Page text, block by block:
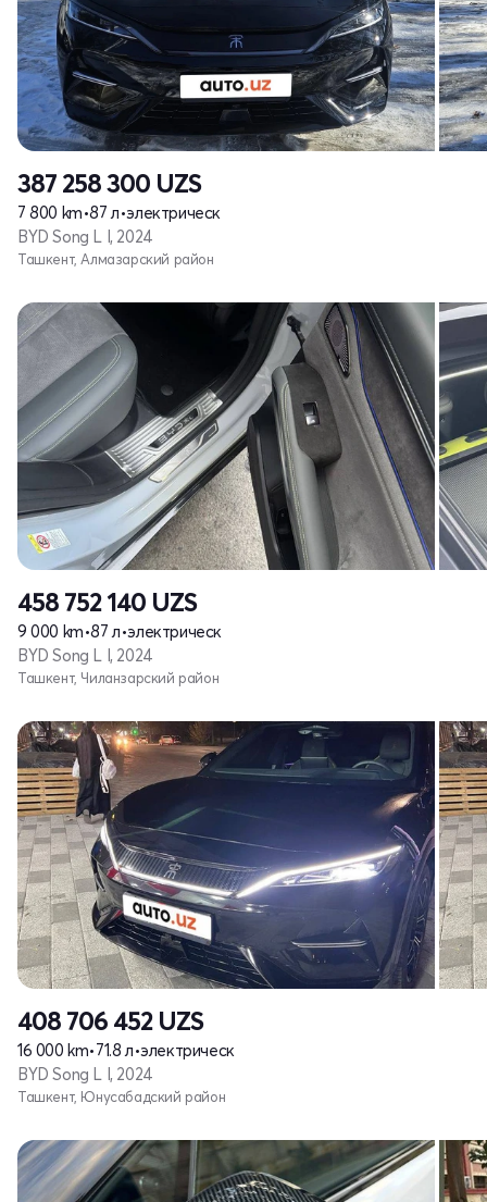
387 258 300 UZS
7 800 km•87 л•электрическ
BYD Song L I, 2024
Ташкент, Алмазарский район
458 752 140 UZS
9 000 km•87 л•электрическ
BYD Song L I, 2024
Ташкент, Чиланзарский район
408 706 452 UZS
16 000 km•71.8 л•электрическ
BYD Song L I, 2024
Ташкент, Юнусабадский район